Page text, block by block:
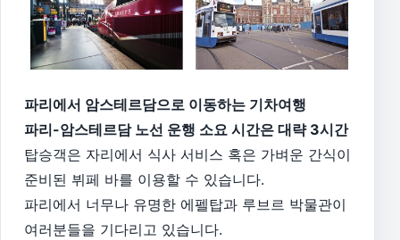
파리에서 암스테르담으로 이동하는 기차여행
파리-암스테르담 노선 운행 소요 시간은 대략 3시간
탑승객은 자리에서 식사 서비스 혹은 가벼운 간식이
준비된 뷔페 바를 이용할 수 있습니다.
파리에서 너무나 유명한 에펠탑과 루브르 박물관이
여러분들을 기다리고 있습니다.